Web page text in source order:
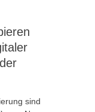
sind